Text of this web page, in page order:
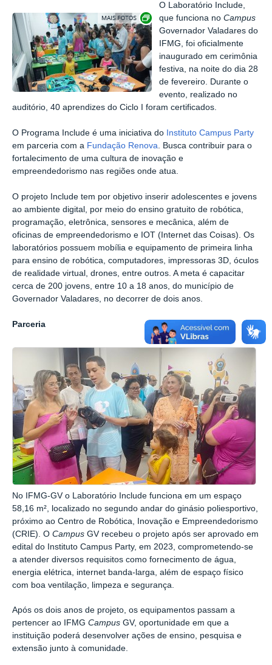
Exibir carrossel de imagens
O Laboratório Include,
que funciona noCampus
Governador Valadares do
IFMG, foi oficialmente
inaugurado em cerimônia
festiva, na noite do dia 28
de fevereiro. Durante o
evento, realizado no
auditório, 40 aprendizes do Ciclo I foram certificados.
O Programa Include é uma iniciativa do Instituto Campus Party
em parceria com a Fundação Renova . Busca contribuir para o
fortalecimento de uma cultura de inovação e
empreendedorismo nas regiões onde atua.
O projeto Include tem por objetivo inserir adolescentes e jovens
ao ambiente digital, por meio do ensino gratuito de robótica,
programação, eletrônica, sensores e mecânica, além de
oficinas de empreendedorismo e IOT (Internet das Coisas). Os
laboratórios possuem mobília e equipamento de primeira linha
para ensino de robótica, computadores, impressoras 3D, óculos
de realidade virtual, drones, entre outros. A meta é capacitar
cerca de 200 jovens, entre 10 a 18 anos, do município de
Governador Valadares, no decorrer de dois anos.
Parceria
No IFMG-GV o Laboratório Include funciona em um espaço
58,16 m², localizado no segundo andar do ginásio poliesportivo,
próximo ao Centro de Robótica, Inovação e Empreendedorismo
(CRIE). O Campus GV recebeu o projeto após ser aprovado em
edital do Instituto Campus Party, em 2023, comprometendo-se
a atender diversos requisitos como fornecimento de água,
energia elétrica, internet banda-larga, além de espaço físico
com boa ventilação, limpeza e segurança.
Após os dois anos de projeto, os equipamentos passam a
pertencer ao IFMG Campus GV, oportunidade em que a
instituição poderá desenvolver ações de ensino, pesquisa e
extensão junto à comunidade.